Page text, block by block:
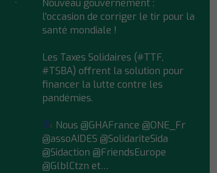
;
Nouveau gouvernement :
l'occasion de corriger le tir pour la
santé mondiale !
Les Taxes Solidaires (#TTF,
#TSBA) offrent la solution pour
financer la lutte contre les
pandémies.
Nous @GHAFrance @ONE_Fr
@assoAIDES @SolidariteSida
@Sidaction @FriendsEurope
@GlblCtzn et…